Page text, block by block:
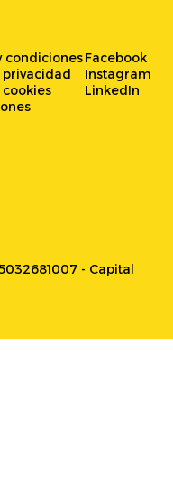
condicionesFacebook
Instagram
LinkedIn
- Capital